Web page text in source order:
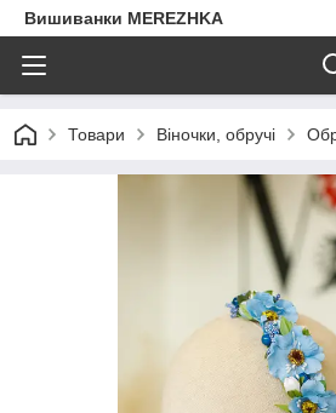
Вишиванки MEREZHKA
Товари Віночки, обручі